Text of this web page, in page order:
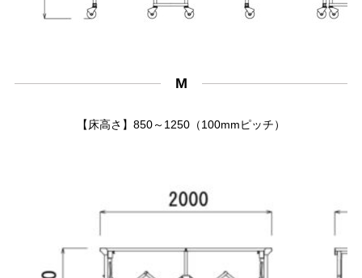
M
【床高さ】850～1250（100mmピッチ）